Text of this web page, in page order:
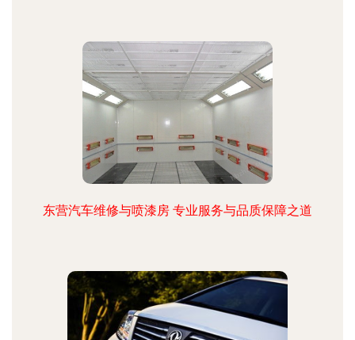
东营汽车维修与喷漆房 专业服务与品质保障之道